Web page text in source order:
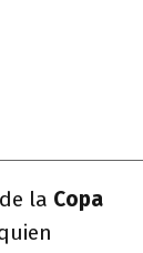
la Copa